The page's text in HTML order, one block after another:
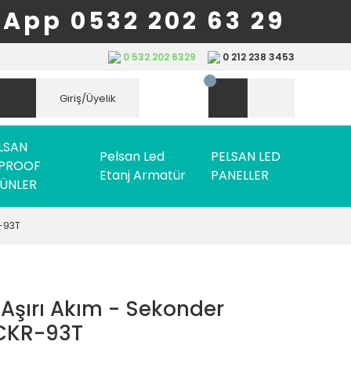
0532 202 63 29
0 532 202 6329 0 212 238 3453
Giriş/Üyelik
Pelsan Led
Etanj Armatür
PELSAN LED
PANELLER
93T
Akım - Sekonder
93T